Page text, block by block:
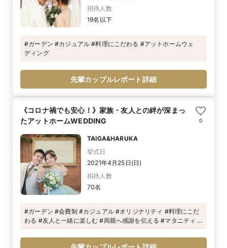
招待人数
19名以下
#ガーデン #カジュアル #料理にこだわる #アットホームウェ
ディング
先輩カップルレポート詳細
《コロナ禍でも安心！》家族・友人との絆が深まっ
たアットホームWEDDING
0
TAIGA&HARUKA
挙式日
2021年4月25日(日)
招待人数
70名
#ガーデン #会費制 #カジュアル #オリジナリティ #料理にこだ
わる #友人と一緒に楽しむ #両親へ感謝を伝える #マタニティ #
グ #アットホームウェディング